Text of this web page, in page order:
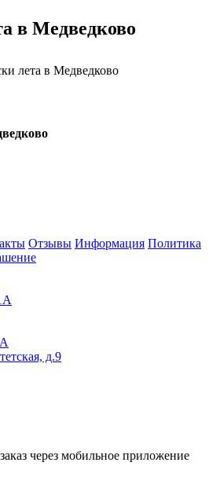
в Медведково
Отзывы Информация Политика
д.9
через мобильное приложение